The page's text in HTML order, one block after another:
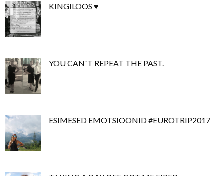
KINGILOOS ♥
YOU CAN´T REPEAT THE PAST.
ESIMESED EMOTSIOONID #EUROTRIP2017